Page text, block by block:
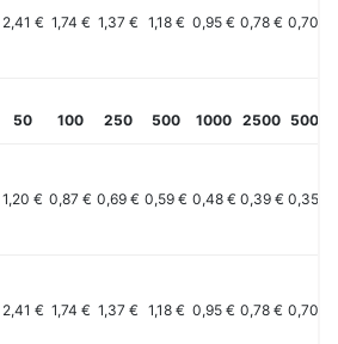
2,41 € 1,74 € 1,37 € 1,18 € 0,95 € 0,78 € 0,70 €
50 100 250 500 1000 2500 5000
1,20 € 0,87 € 0,69 € 0,59 € 0,48 € 0,39 € 0,35 €
2,41 € 1,74 € 1,37 € 1,18 € 0,95 € 0,78 € 0,70 €